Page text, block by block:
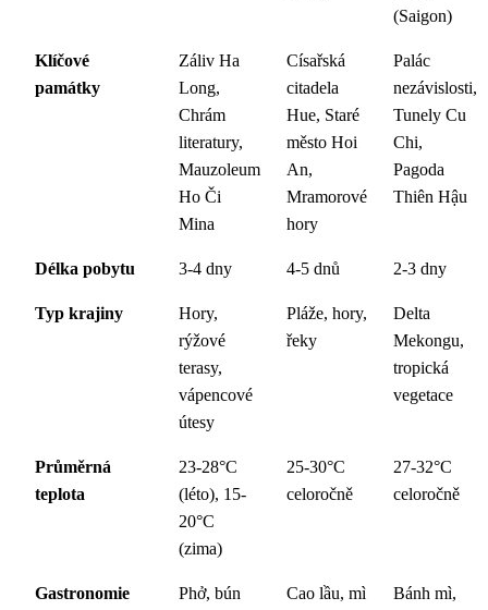
(Saigon)
Klíčové
památky
Záliv Ha
Long,
Chrám
literatury,
Mauzoleum
Ho Či
Mina
Císařská
citadela
Hue, Staré
město Hoi
An,
Mramorové
hory
Palác
nezávislosti,
Tunely Cu
Chi,
Pagoda
Thiên Hậu
Délka pobytu 3-4 dny 4-5 dnů 2-3 dny
Typ krajiny
Hory,
rýžové
terasy,
vápencové
útesy
Pláže, hory,
řeky
Delta
Mekongu,
tropická
vegetace
Průměrná
teplota
23-28°C
(léto), 15-
20°C
(zima)
25-30°C
celoročně
27-32°C
celoročně
Gastronomie
Phở, bún
Cao lầu, mì
Bánh mì,